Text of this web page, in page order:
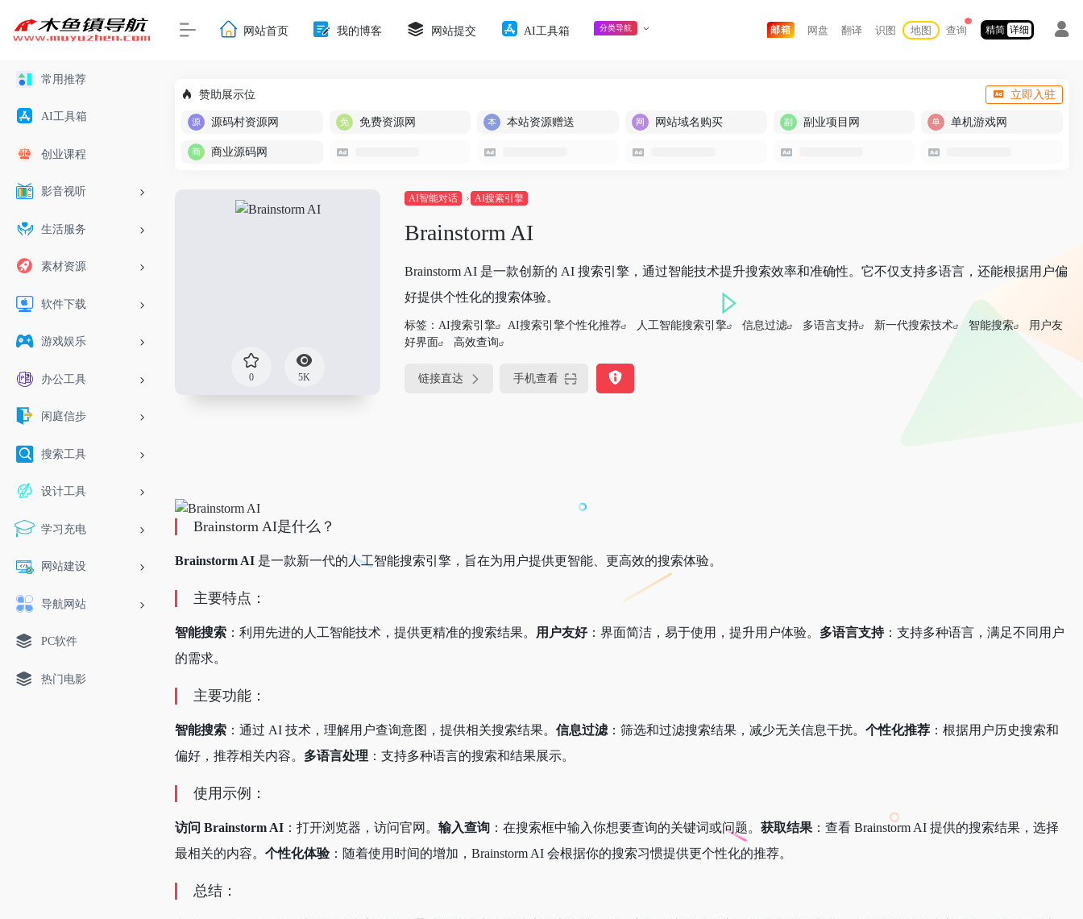
常用推荐
AI工具箱
创业课程
影音视听
生活服务
素材资源
软件下载
游戏娱乐
办公工具
闲庭信步
搜索工具
设计工具
学习充电
网站建设
导航网站
PC软件
热门电影
网站首页 我的博客 网站提交 AI工具箱 分类导航 邮箱 网盘 翻译 识图 地图 查询 精简 详细
赞助展示位 立即入驻
源码村资源网 免费资源网 本站资源赠送 网站域名购买 副业项目网 单机游戏网
商业源码网
0 5K
AI智能对话 AI搜索引擎
Brainstorm AI
Brainstorm AI 是一款创新的 AI 搜索引擎，通过智能技术提升搜索效率和准确性。它不仅支持多语言，还能根据用户偏
好提供个性化的搜索体验。
标签： AI搜索引擎 AI搜索引擎个性化推荐 人工智能搜索引擎 信息过滤 多语言支持 新一代搜索技术 智能搜索
用户友
好界面
高效查询
链接直达 手机查看
Brainstorm AI是什么？
Brainstorm AI 是一款新一代的人工智能搜索引擎，旨在为用户提供更智能、更高效的搜索体验。
主要特点：
智能搜索 ：利用先进的人工智能技术，提供更精准的搜索结果。 用户友好：界面简洁，易于使用，提升用户体验。 多语言支持：支持多种语言，满足不同用户
的需求。
主要功能：
智能搜索 ：通过 AI 技术，理解用户查询意图，提供相关搜索结果。 信息过滤 ：筛选和过滤搜索结果，减少无关信息干扰。 个性化推荐 ：根据用户历史搜索和
偏好，推荐相关内容。 多语言处理 ：支持多种语言的搜索和结果展示。
使用示例：
访问 Brainstorm AI ：打开浏览器，访问官网。 输入查询 ：在搜索框中输入你想要查询的关键词或问题。 获取结果 ：查看 Brainstorm AI 提供的搜索结果，选择
最相关的内容。 个性化体验：随着使用时间的增加，Brainstorm AI 会根据你的搜索习惯提供更个性化的推荐。
总结：